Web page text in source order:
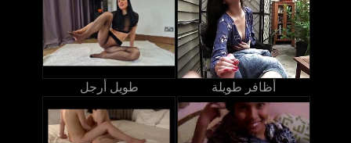
طويل أرجل أظافر طويلة